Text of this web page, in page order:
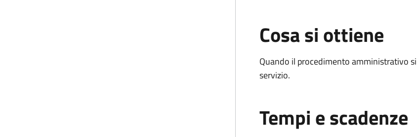
Cosa si ottiene
Quando il procedimento amministrativo
servizio.
Tempi e scadenze